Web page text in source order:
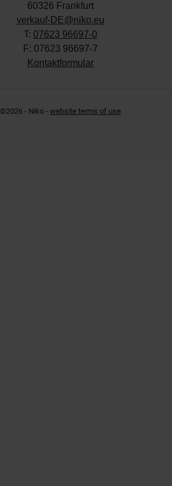
60326 Frankfurt
verkauf-DE@niko.eu
T: 07623 96697-0
F: 07623 96697-7
Kontaktformular
©2026 - Niko - website terms of use